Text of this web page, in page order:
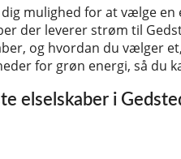
dig mulighed for at vælge
der leverer strøm til
og hvordan du vælger
for grøn energi, så du
elselskaber i